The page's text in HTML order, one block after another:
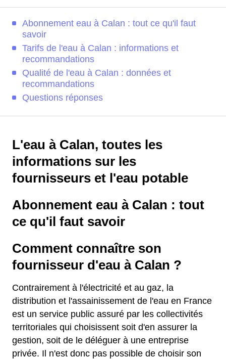
Abonnement eau à Calan : tout ce qu'il faut
savoir
Tarifs de l'eau à Calan : informations et
recommandations
Qualité de l'eau à Calan : données et
recommandations
Questions réponses
L'eau à Calan, toutes les
informations sur les
fournisseurs et l'eau potable
Abonnement eau à Calan : tout
ce qu'il faut savoir
Comment connaître son
fournisseur d'eau à Calan ?
Contrairement à l'électricité et au gaz, la
distribution et l'assainissement de l'eau en France
est un service public assuré par les collectivités
territoriales qui choisissent soit d'en assurer la
gestion, soit de le déléguer à une entreprise
privée. Il n'est donc pas possible de choisir son